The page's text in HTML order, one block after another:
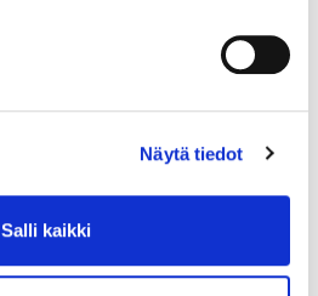
Näytä tiedot
Salli kaikki